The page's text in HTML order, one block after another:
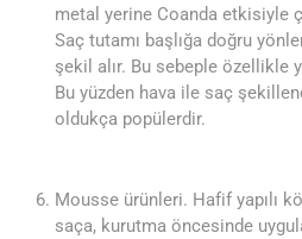
metal yerine Coanda etkisiyle
Saç tutamı başlığa doğru
şekil alır. Bu sebeple özellikle
Bu yüzden hava ile saç
oldukça popülerdir.
Mousse ürünleri. Hafif yapılı
saça, kurutma öncesinde